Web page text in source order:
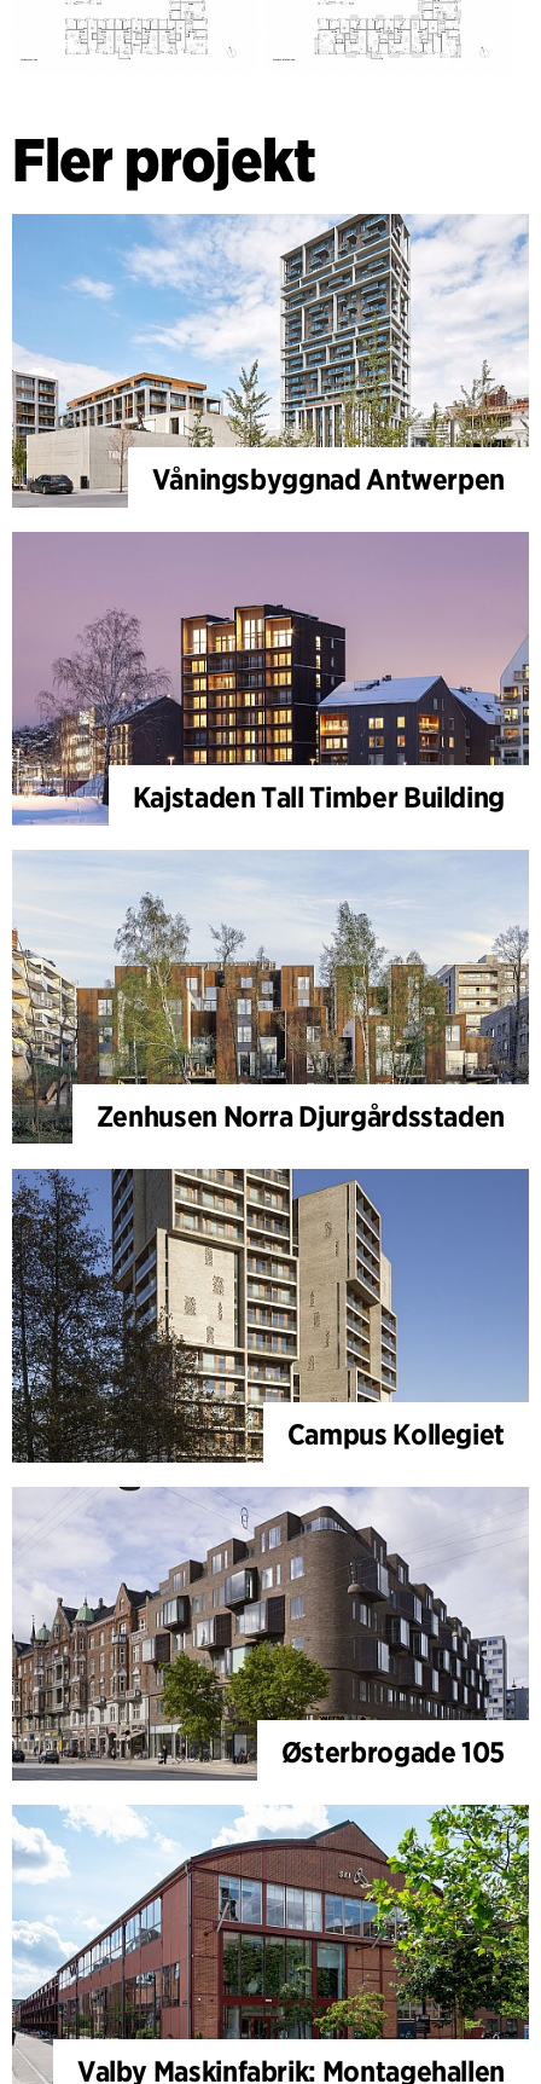
Fler projekt
Våningsbyggnad Antwerpen
Kajstaden Tall Timber Building
Zenhusen Norra Djurgårdsstaden
Campus Kollegiet
Østerbrogade 105
Valby Maskinfabrik: Montagehallen